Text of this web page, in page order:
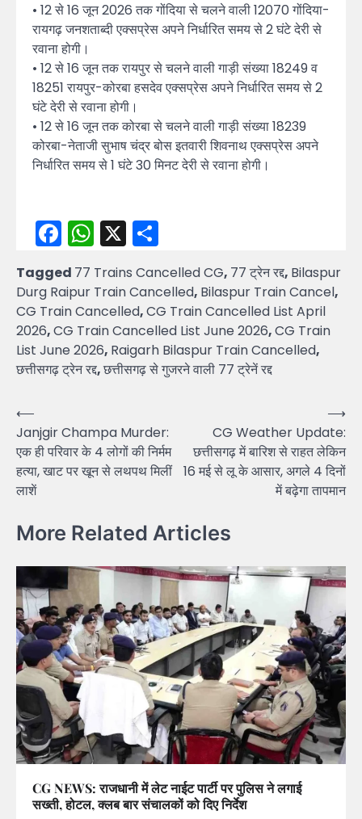
• 12 से 16 जून 2026 तक गोंदिया से चलने वाली 12070 गोंदिया-
रायगढ़ जनशताब्दी एक्सप्रेस अपने निर्धारित समय से 2 घंटे देरी से
रवाना होगी।
• 12 से 16 जून तक रायपुर से चलने वाली गाड़ी संख्या 18249 व
18251 रायपुर-कोरबा हसदेव एक्सप्रेस अपने निर्धारित समय से 2
घंटे देरी से रवाना होगी।
• 12 से 16 जून तक कोरबा से चलने वाली गाड़ी संख्या 18239
कोरबा-नेताजी सुभाष चंद्र बोस इतवारी शिवनाथ एक्सप्रेस अपने
निर्धारित समय से 1 घंटे 30 मिनट देरी से रवाना होगी।
Facebook
WhatsApp
X
Tagged 77 Trains Cancelled CG, 77 ट्रेन रद्द, Bilaspur
Durg Raipur Train Cancelled, Bilaspur Train Cancel,
CG Train Cancelled,CG Train Cancelled List April
2026,CG Train Cancelled List June 2026,CG Train
List June 2026, Raigarh Bilaspur Train Cancelled,
छत्तीसगढ़ ट्रेन रद्द,छत्तीसगढ़ से गुजरने वाली 77 ट्रेनें रद्द
Post
navigation
⟵
Janjgir Champa Murder:
एक ही परिवार के 4 लोगों की निर्मम
हत्या, खाट पर खून से लथपथ मिलीं
लाशें
CG Weather Update:
छत्तीसगढ़ में बारिश से राहत लेकिन
16 मई से लू के आसार, अगले 4 दिनों
में बढ़ेगा तापमान
⟶
More Related Articles
CG NEWS: राजधानी में लेट नाईट पार्टी पर पुलिस ने लगाई
सख्ती, होटल, क्लब बार संचालकों को दिए निर्देश